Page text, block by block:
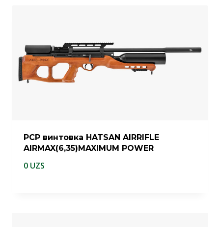
PCP винтовка HATSAN AIRRIFLE
AIRMAX(6,35)MAXIMUM POWER
0 UZS